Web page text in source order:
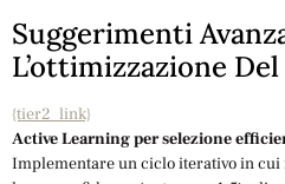
Suggerimenti
L’ottimizzazione
{tier2_link}
Active Learning per selezione
Implementare un ciclo iterativo in